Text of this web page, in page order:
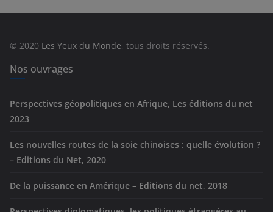
e
© 2020 Les Yeux du Monde, tous droits réservés.
Nos ouvrages
Perspectives géopolitiques en Afrique, Les éditions du net
2023
Les nouvelles routes de la soie chinoises : quelle évolution ?
– Editions du Net, 2020
De la puissance en Amérique – Editions du net, 2018